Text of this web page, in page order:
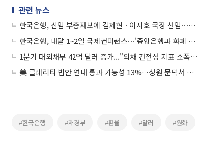
관련 뉴스
한국은행, 신임 부총재보에 김제현ㆍ이지호 국장 선임⋯임기 3년
한국은행, 내달 1~2일 국제컨퍼런스⋯'중앙은행과 화폐 미래' 주제
1분기 대외채무 42억 달러 증가..."외채 건전성 지표 소폭 상승"
美 클래리티 법안 연내 통과 가능성 13%…상원 문턱서 제동
#한국은행 #재경부 #환율 #달러 #원화